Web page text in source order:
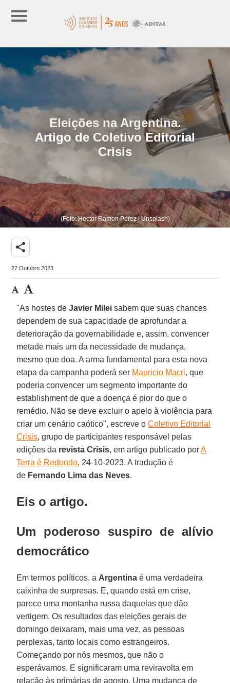
Eleições na Argentina.
Artigo de Coletivo Editorial
Crisis
(Foto: Hector Ramon Perez | Unsplash)
share
27 Outubro 2023
"As hostes deJavier Milei sabem que suas chances
dependem de sua capacidade de aprofundar a
deterioração da governabilidade e, assim, convencer
metade mais um da necessidade de mudança,
mesmo que doa. A arma fundamental para esta nova
etapa da campanha poderá ser Mauricio Macri, que
poderia convencer um segmento importante do
establishment de que a doença é pior do que o
remédio. Não se deve excluir o apelo à violência para
criar um cenário caótico", escreve oColetivo Editorial
Crisis, grupo de participantes responsável pelas
edições da revista Crisis, em artigo publicado porA
Terra é Redonda, 24-10-2023. A tradução é
de Fernando Lima das Neves.
Eis o artigo.
Um poderoso suspiro de alívio
democrático
Em termos políticos, a Argentina é uma verdadeira
caixinha de surpresas. E, quando está em crise,
parece uma montanha russa daquelas que dão
vertigem. Os resultados das eleições gerais de
domingo deixaram, mais uma vez, as pessoas
perplexas, tanto locais como estrangeiros.
Começando por nós mesmos, que não o
esperávamos. E significaram uma reviravolta em
relação às primárias de agosto. Uma mudança de